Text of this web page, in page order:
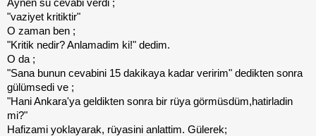
Aynen su cevabi verdi ;
"vaziyet kritiktir"
O zaman ben ;
"Kritik nedir? Anlamadim ki!" dedim.
O da ;
"Sana bunun cevabini 15 dakikaya kadar veririm" dedikten sonra
gülümsedi ve ;
"Hani Ankara'ya geldikten sonra bir rüya görmüsdüm,hatirladin
mi?"
Hafizami yoklayarak, rüyasini anlattim. Gülerek;